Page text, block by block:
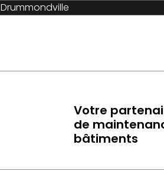
Drummondville
Votre
de
bâtiments